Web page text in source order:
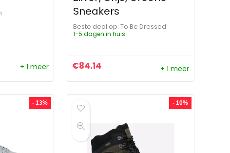
was: €164.99.
is: €114.99.
+ 1 meer
Sneakers
Beste deal op:
To Be Dressed
1-5 dagen in huis
€84.14 + 1 meer
- 13% - 10%